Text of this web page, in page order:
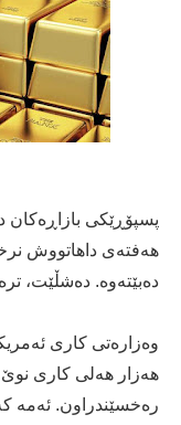
پسپۆڕێکی بازاڕەکان
هەفتەی داهاتووش
دەبێتەوە. دەشڵێت،
هەزار هەلی کاری
رەخسێندراون. ئەمە